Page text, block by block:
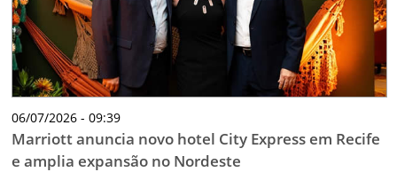
PARCEIROS
QUEM SOMOS - EQUIPE
06/07/2026 - 09:39
Marriott anuncia novo hotel City Express em Recife
e amplia expansão no Nordeste